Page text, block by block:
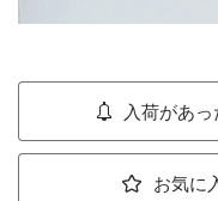
入荷があっ
お気に